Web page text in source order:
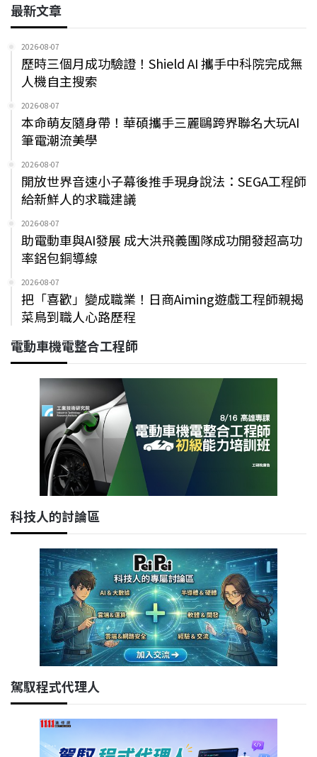
最新文章
2026-08-07
歷時三個月成功驗證！Shield AI 攜手中科院完成無
人機自主搜索
2026-08-07
本命萌友隨身帶！華碩攜手三麗鷗跨界聯名大玩AI
筆電潮流美學
2026-08-07
開放世界音速小子幕後推手現身說法：SEGA工程師
給新鮮人的求職建議
2026-08-07
助電動車與AI發展 成大洪飛義團隊成功開發超高功
率鋁包銅導線
2026-08-07
把「喜歡」變成職業！日商Aiming遊戲工程師親揭
菜鳥到職人心路歷程
電動車機電整合工程師
科技人的討論區
駕馭程式代理人